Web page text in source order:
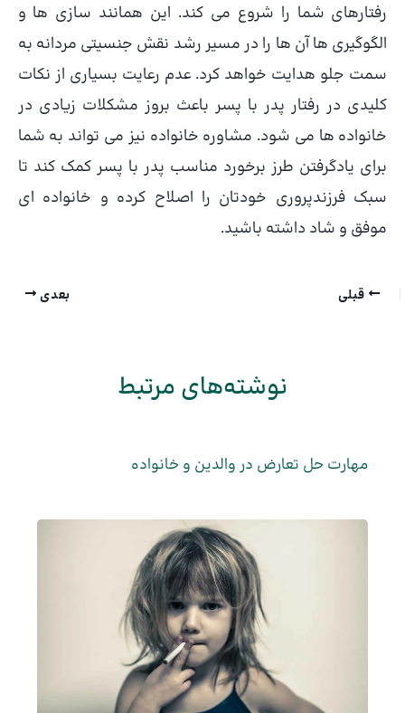
رفتارهای شما را شروع می کند. این همانند سازی ها و
الگوگیری ها آن ها را در مسیر رشد نقش جنسیتی مردانه به
سمت جلو هدایت خواهد کرد. عدم رعایت بسیاری از نکات
کلیدی در رفتار پدر با پسر باعث بروز مشکلات زیادی در
خانواده ها می شود. مشاوره خانواده نیز می تواند به شما
برای یادگرفتن طرز برخورد مناسب پدر با پسر کمک کند تا
سبک فرزندپروری خودتان را اصلاح کرده و خانواده ای
موفق و شاد داشته باشید.
قبلی بعدی
نوشته‌های مرتبط
مهارت حل تعارض در والدین و خانواده